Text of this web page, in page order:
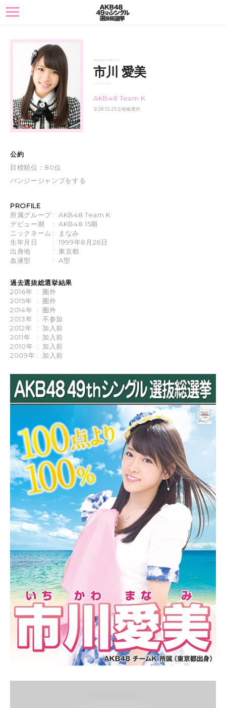
toggle
navigation
MANAMI ICHIKAWA
市川 愛美
イチカワ マナミ
AKB48 Team K
3/28 15:25立候補受付
公約
目標順位：80位
バンジージャンプをする
PROFILE
所属グループ:
AKB48 Team K
デビュー期
:
AKB48 15期
ニックネーム :
まなみ
生年月日
:
1999年8月26日
出身地
:
東京都
血液型
: A型
過去選抜総選挙結果
2016年 :
圏外
2015年
:
圏外
2014年 :
圏外
2013年 :
不参加
2012年
:
加入前
2011年
:
加入前
2010年 :
加入前
2009年 : 加入前